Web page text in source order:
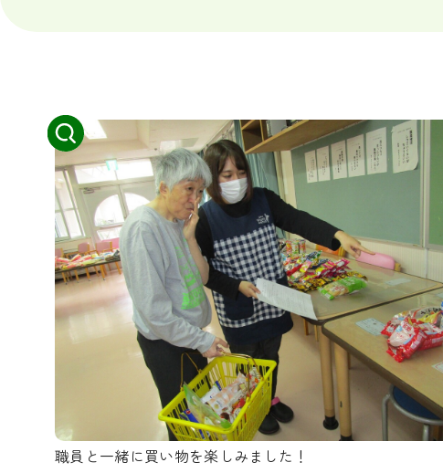
職員と一緒に買い物を楽しみました！